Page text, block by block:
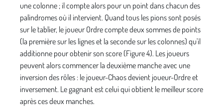
une colonne ; il compte alors pour un point dans chacun des
palindromes où il intervient. Quand tous les pions sont posés
sur le tablier, le joueur Ordre compte deux sommes de points
(la première sur les lignes et la seconde sur les colonnes) qu'il
additionne pour obtenir son score (Figure 4). Les joueurs
peuvent alors commencer la deuxième manche avec une
inversion des rôles : le joueur-Chaos devient joueur-Ordre et
inversement. Le gagnant est celui qui obtient le meilleur score
après ces deux manches.